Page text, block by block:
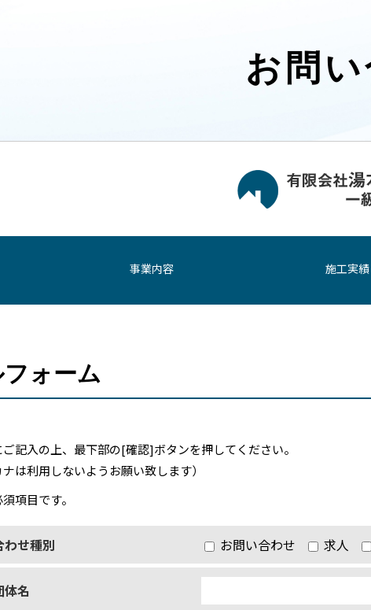
お問
事業内容 施工実績
ォーム
記入の上、最下部の[確認]ボタンを押してください。
ナは利用しないようお願い致します）
項目です。
わせ種別 お問い合わせ 求人
体名